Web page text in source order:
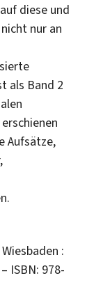
diese und
nur an
als Band 2
Aufsätze,
:
ISBN: 978-